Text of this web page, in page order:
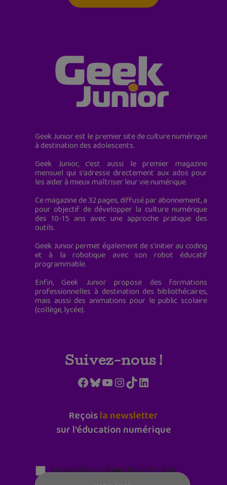
Geek Junior est le premier site de culture numérique
à destination des adolescents.
Geek Junior, c’est aussi le premier magazine
mensuel qui s’adresse directement aux ados pour
les aider à mieux maîtriser leur vie numérique.
Ce magazine de 32 pages, diffusé par abonnement, a
pour objectif de développer la culture numérique
des 10-15 ans avec une approche pratique des
outils.
Geek Junior permet également de s'initier au coding
et à la robotique avec son robot éducatif
programmable.
Enfin, Geek Junior propose des formations
professionnelles à destination des bibliothécaires,
mais aussi des animations pour le public scolaire
(collège, lycée).
Suivez-nous !
Facebook
Bluesky
YouTube
Instagram
TikTokLinkedIn
Reçoisla newsletter
sur l'éducation numérique
Parentalité numérique (le lundi matin)